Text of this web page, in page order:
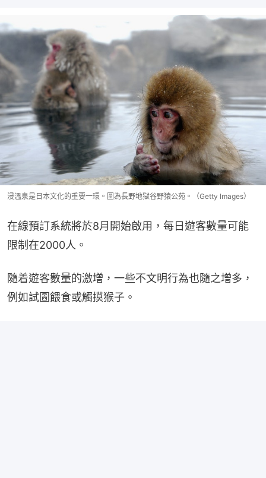
浸溫泉是日本文化的重要一環。圖為長野地獄谷野猿公苑。（Getty Images）
在線預訂系統將於8月開始啟用，每日遊客數量可能
限制在2000人。
隨着遊客數量的激增，一些不文明行為也隨之增多，
例如試圖餵食或觸摸猴子。